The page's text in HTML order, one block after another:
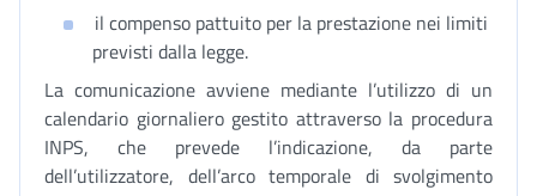
il compenso pattuito per la prestazione nei limiti
previsti dalla legge.
La comunicazione avviene mediante l’utilizzo di un
calendario giornaliero gestito attraverso la procedura
INPS, che prevede l’indicazione, da parte
dell’utilizzatore, dell’arco temporale di svolgimento